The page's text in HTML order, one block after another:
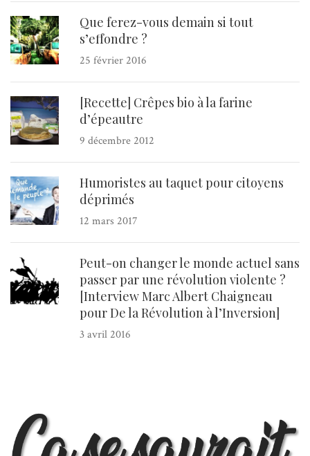
Que ferez-vous demain si tout
s’effondre ?
25 février 2016
[Recette] Crêpes bio à la farine
d’épeautre
9 décembre 2012
Humoristes au taquet pour citoyens
déprimés
12 mars 2017
Peut-on changer le monde actuel sans
passer par une révolution violente ?
[Interview Marc Albert Chaigneau
pour De la Révolution à l’Inversion]
3 avril 2016